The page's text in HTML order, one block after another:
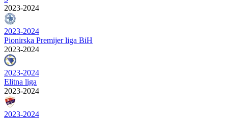
2023-2024
2023-2024
Pionirska Premijer liga BiH
2023-2024
2023-2024
Elitna liga
2023-2024
2023-2024